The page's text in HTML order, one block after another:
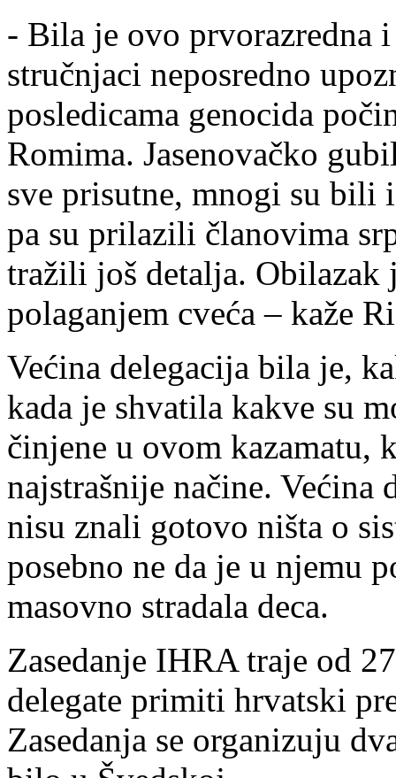
- Bila je ovo prvorazredna
stručnjaci neposredno
posledicama genocida
Romima. Jasenovačko
sve prisutne, mnogi su bili
pa su prilazili članovima
tražili još detalja. Obilazak
polaganjem cveća – kaže
Većina delegacija bila je,
kada je shvatila kakve su
činjene u ovom
najstrašnije načine. Većina
nisu znali gotovo ništa o
posebno ne da je u njemu
masovno stradala deca.
Zasedanje IHRA traje od
delegate primiti hrvatski
Zasedanja se organizuju